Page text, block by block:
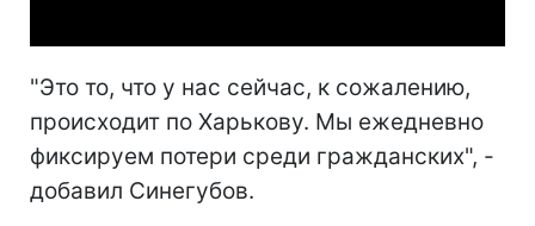
"Это то, что у нас сейчас, к сожалению,
происходит по Харькову. Мы ежедневно
фиксируем потери среди гражданских", -
добавил Синегубов.